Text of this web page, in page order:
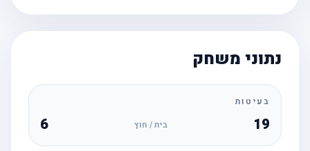
נתוני משחק
בעיטות
19 בית / חוץ